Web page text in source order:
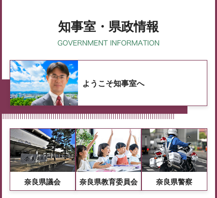
知事室・県政情報
ようこそ知事室へ
奈良県議会 奈良県教育委員会 奈良県警察